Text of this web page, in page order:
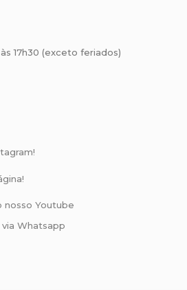
17h30 (exceto feriados)
nosso Youtube
Whatsapp